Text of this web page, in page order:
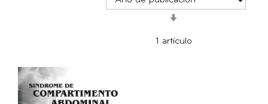
Ascendente
1 artículo